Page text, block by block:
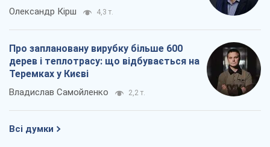
Олександр Кірш 4,3 т.
Про заплановану вирубку більше 600
дерев і теплотрасу: що відбувається на
Теремках у Києві
Владислав Самойленко 2,2 т.
Всі думки